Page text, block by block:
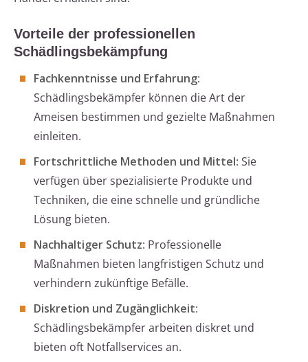
Vorteile der professionellen
Schädlingsbekämpfung
Fachkenntnisse und Erfahrung:
Schädlingsbekämpfer können die Art der
Ameisen bestimmen und gezielte Maßnahmen
einleiten.
Fortschrittliche Methoden und Mittel: Sie
verfügen über spezialisierte Produkte und
Techniken, die eine schnelle und gründliche
Lösung bieten.
Nachhaltiger Schutz: Professionelle
Maßnahmen bieten langfristigen Schutz und
verhindern zukünftige Befälle.
Diskretion und Zugänglichkeit:
Schädlingsbekämpfer arbeiten diskret und
bieten oft Notfallservices an.